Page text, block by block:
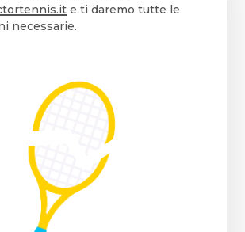
e ti daremo tutte le
necessarie.